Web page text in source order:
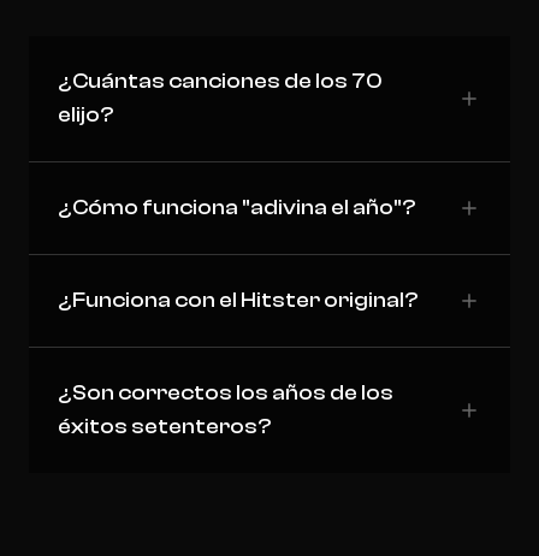
¿Cuántas canciones de los 70
elijo?
¿Cómo funciona "adivina el año"?
¿Funciona con el Hitster original?
¿Son correctos los años de los
éxitos setenteros?